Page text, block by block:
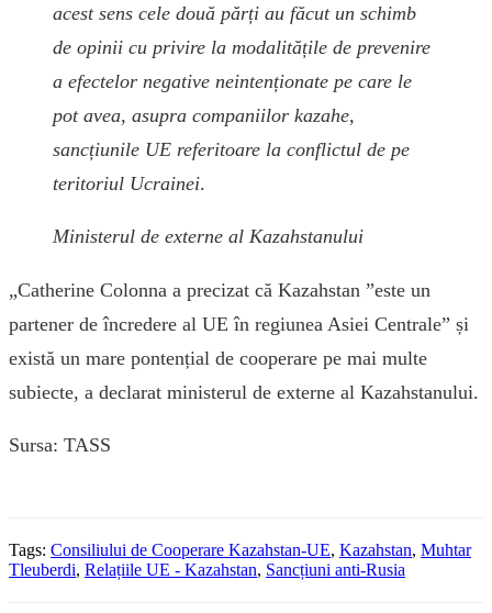
acest sens cele două părți au făcut un schimb
de opinii cu privire la modalitățile de prevenire
a efectelor negative neintenționate pe care le
pot avea, asupra companiilor kazahe,
sancțiunile UE referitoare la conflictul de pe
teritoriul Ucrainei.
Ministerul de externe al Kazahstanului
„Catherine Colonna a precizat că Kazahstan ”este un
partener de încredere al UE în regiunea Asiei Centrale” și
există un mare pontențial de cooperare pe mai multe
subiecte, a declarat ministerul de externe al Kazahstanului.
Sursa: TASS
Tags: Consiliului de Cooperare Kazahstan-UE, Kazahstan, Muhtar
Tleuberdi, Relațiile UE - Kazahstan, Sancțiuni anti-Rusia